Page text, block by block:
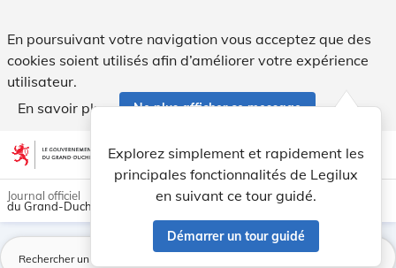
En poursuivant votre navigation vous acceptez que des
cookies soient utilisés afin d’améliorer votre expérience
utilisateur.
En savoir plus
Ne plus afficher ce message
Aller au contenu account_circle help Aide
Explorez simplement et rapidement les
principales fonctionnalités de Legilux
en suivant ce tour guidé.
Démarrer un tour guidé
light_mode dark_mode
Journal officiel
du Grand-Duché de Luxembourg